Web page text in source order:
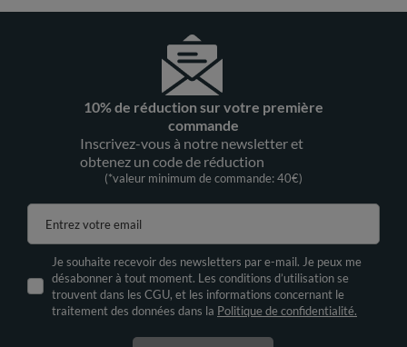
10% de réduction sur votre première
commande
Inscrivez-vous à notre newsletter et
obtenez un code de réduction
(*valeur minimum de commande: 40€)
Entrez votre email
Je souhaite recevoir des newsletters par e-mail. Je peux me
désabonner à tout moment. Les conditions d’utilisation se
trouvent dans les CGU, et les informations concernant le
traitement des données dans la Politique de confidentialité.